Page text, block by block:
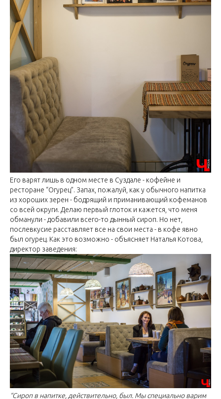
Его варят лишь в одном месте в Суздале - кофейне и
ресторане “Огурец”. Запах, пожалуй, как у обычного напитка
из хороших зерен - бодрящий и приманивающий кофеманов
со всей округи. Делаю первый глоток и кажется, что меня
обманули - добавили всего-то дынный сироп. Но нет,
послевкусие расставляет все на свои места - в кофе явно
был огурец. Как это возможно - объясняет Наталья Котова,
директор заведения:
“Сироп в напитке, действительно, был. Мы специально варим